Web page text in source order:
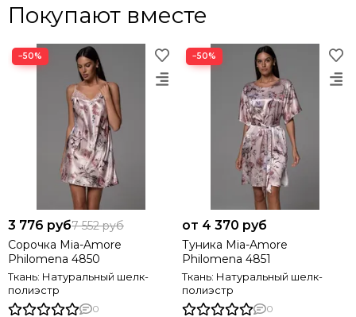
Покупают вместе
−50%
3 776 руб7 552 руб
Сорочка Mia-Amore
Philomena 4850
Ткань: Натуральный шелк-
полиэстр
0
−50%
от 4 370 руб
Туника Mia-Amore
Philomena 4851
Ткань: Натуральный шелк-
полиэстр
0